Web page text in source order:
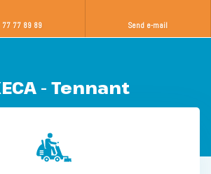
77 77 89 89 Send e-mail
- Tennant